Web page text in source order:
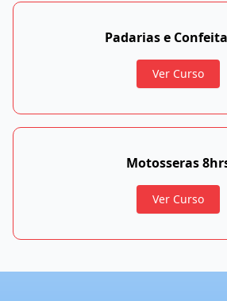
Padarias e
Ver Curso
Motosseras
Ver Curso